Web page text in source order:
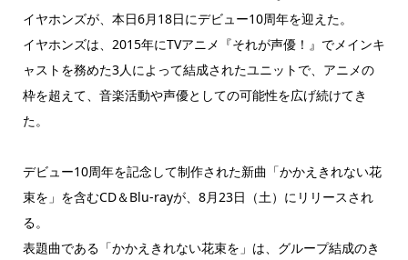
イヤホンズが、本日6月18日にデビュー10周年を迎えた。
イヤホンズは、2015年にTVアニメ『それが声優！』でメインキ
ャストを務めた3人によって結成されたユニットで、アニメの
枠を超えて、音楽活動や声優としての可能性を広げ続けてき
た。
デビュー10周年を記念して制作された新曲「かかえきれない花
束を」を含むCD＆Blu-rayが、8月23日（土）にリリースされ
る。
表題曲である「かかえきれない花束を」は、グループ結成のき